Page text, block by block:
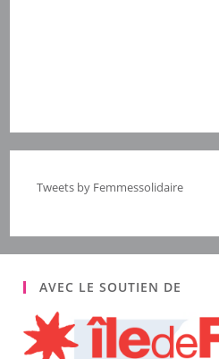
Tweets by Femmessolidaire
AVEC LE SOUTIEN DE